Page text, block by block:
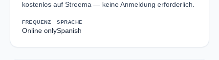
kostenlos auf Streema — keine Anmeldung erforderlich.
FREQUENZ
Online only
SPRACHE
Spanish